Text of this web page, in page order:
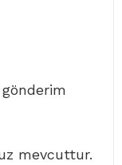
mevcuttur.